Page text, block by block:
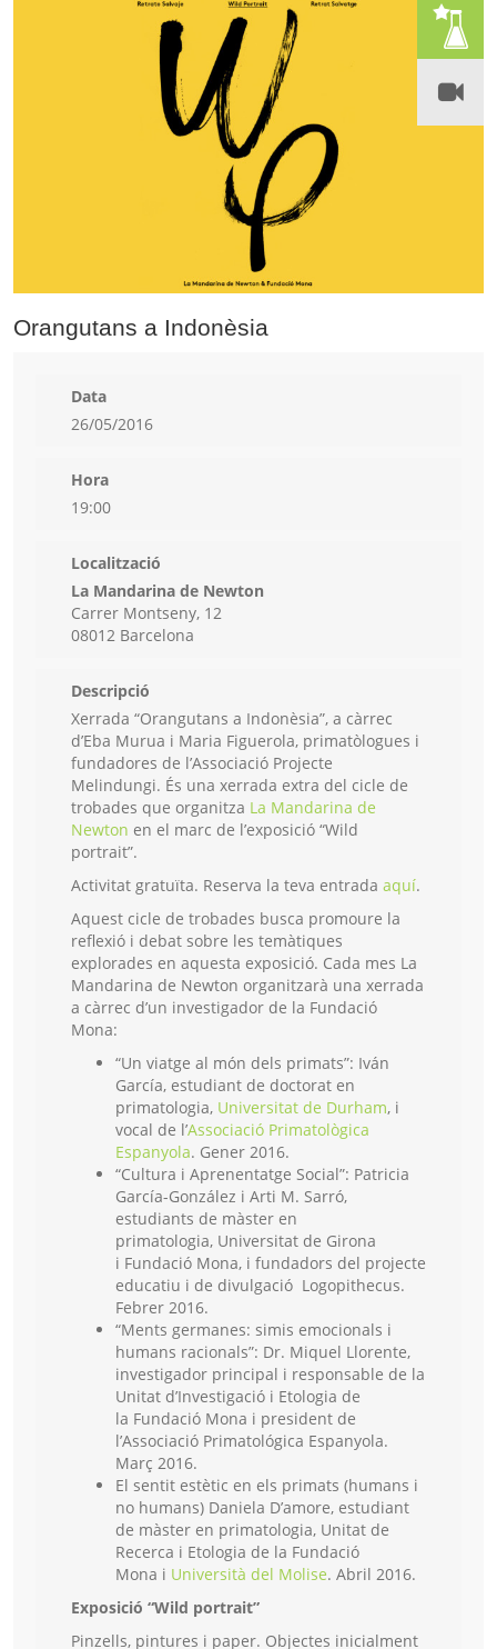
Orangutans a Indonèsia
Data
26/05/2016
Hora
19:00
Localització
La Mandarina de Newton
Carrer Montseny, 12
08012 Barcelona
Descripció
Xerrada “Orangutans a Indonèsia”, a càrrec
d’Eba Murua i Maria Figuerola, primatòlogues i
fundadores de l’Associació Projecte
Melindungi. És una xerrada extra del cicle de
trobades que organitza La Mandarina de
Newton en el marc de l’exposició “Wild
portrait”.
Activitat gratuïta. Reserva la teva entrada aquí.
Aquest cicle de trobades busca promoure la
reflexió i debat sobre les temàtiques
explorades en aquesta exposició. Cada mes La
Mandarina de Newton organitzarà una xerrada
a càrrec d’un investigador de la Fundació
Mona:
“Un viatge al món dels primats”: Iván
García, estudiant de doctorat en
primatologia, Universitat de Durham, i
vocal de l’Associació Primatològica
Espanyola. Gener 2016.
“Cultura i Aprenentatge Social”: Patricia
García-González i Arti M. Sarró,
estudiants de màster en
primatologia, Universitat de Girona
i Fundació Mona, i fundadors del projecte
educatiu i de divulgació Logopithecus.
Febrer 2016.
“Ments germanes: simis emocionals i
humans racionals”: Dr. Miquel Llorente,
investigador principal i responsable de la
Unitat d’Investigació i Etologia de
la Fundació Mona i president de
l’Associació Primatológica Espanyola.
Març 2016.
El sentit estètic en els primats (humans i
no humans) Daniela D’amore, estudiant
de màster en primatologia, Unitat de
Recerca i Etologia de la Fundació
Mona i Università del Molise. Abril 2016.
Exposició “Wild portrait”
Pinzells, pintures i paper. Objectes inicialment